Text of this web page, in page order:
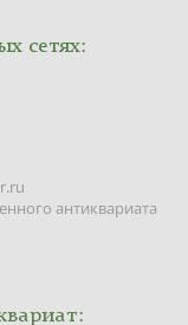
сетях:
антиквариата